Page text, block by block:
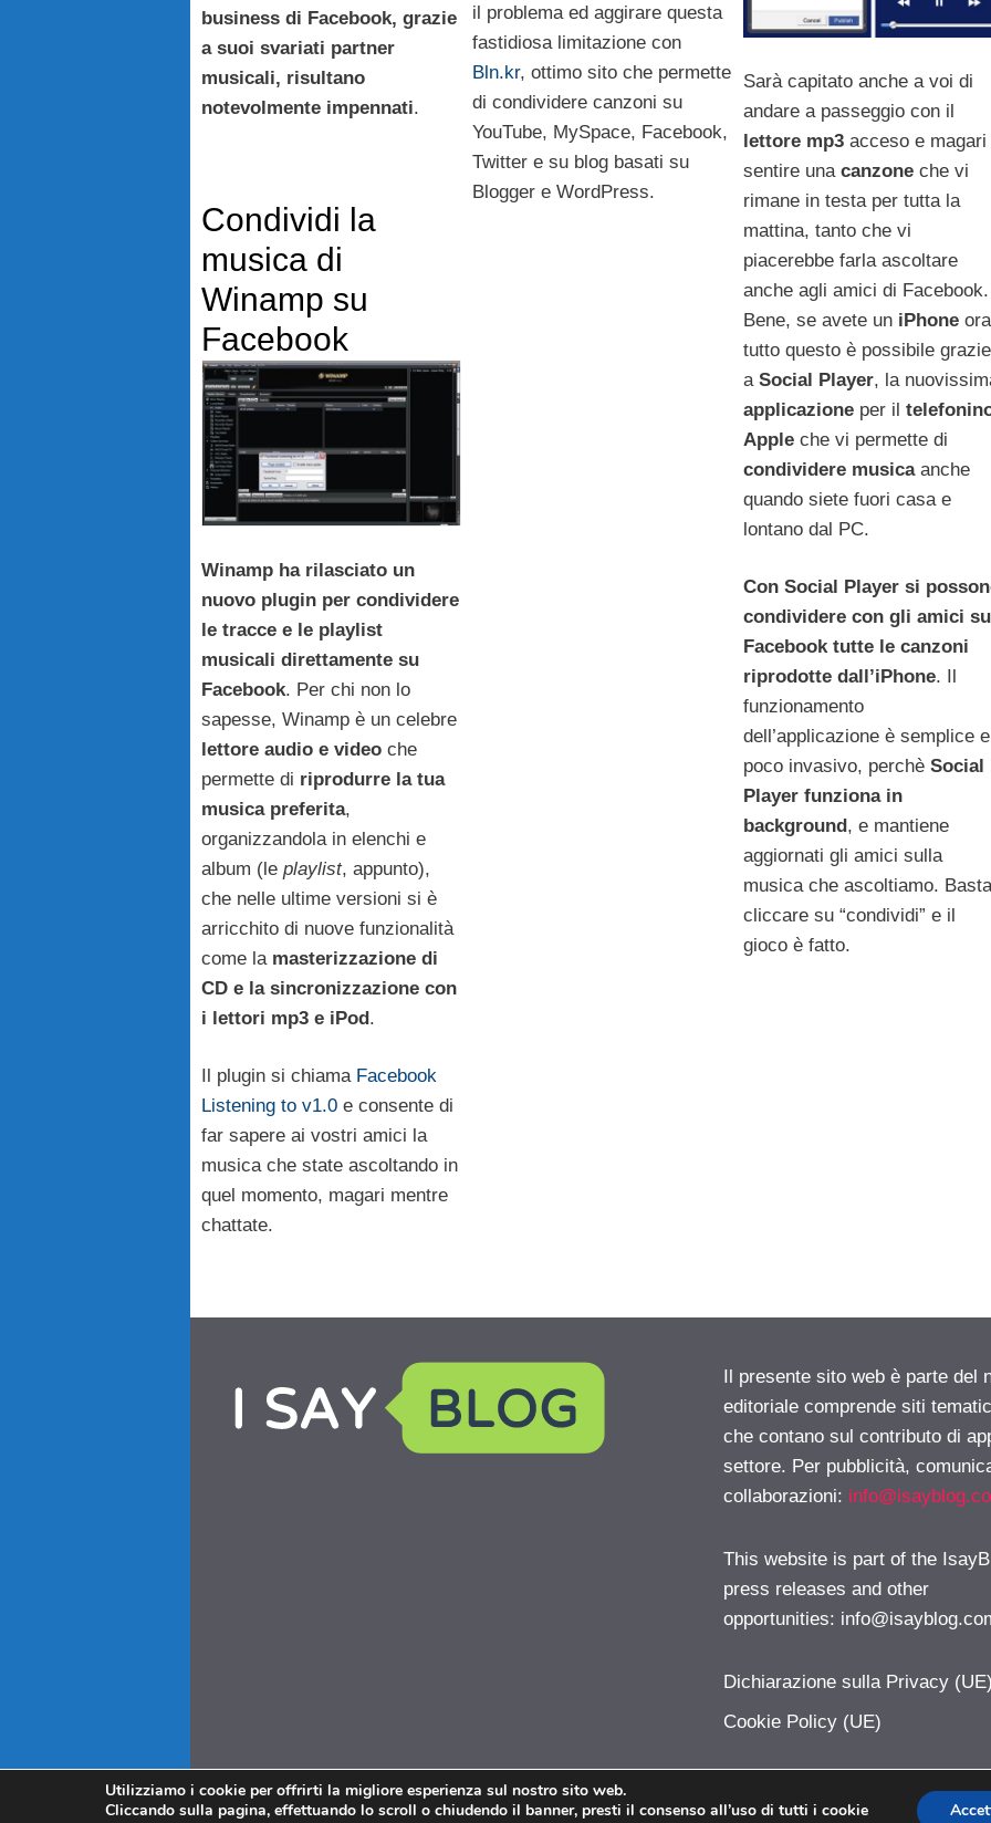
business di Facebook, grazie
a suoi svariati partner
musicali, risultano
notevolmente impennati.
il problema ed aggirare questa
fastidiosa limitazione con
Bln.kr, ottimo sito che permette
di condividere canzoni su
YouTube, MySpace, Facebook,
Twitter e su blog basati su
Blogger e WordPress.
Sarà capitato anche a voi di
andare a passeggio con il
lettore mp3acceso e magari
sentire una canzoneche vi
rimane in testa per tutta la
mattina, tanto che vi
piacerebbe farla ascoltare
anche agli amici di Facebook.
Bene, se avete un iPhoneora
tutto questo è possibile grazie
a Social Player, la
applicazioneper il
Appleche vi permette di
condividere musica anche
quando siete fuori casa e
lontano dal PC.
Con Social Player si
condividere con gli amici su
Facebook tutte le canzoni
riprodotte dall’iPhone. Il
funzionamento
dell’applicazione è semplice e
poco invasivo, perchè Social
Player funziona in
background , e mantiene
aggiornati gli amici sulla
musica che ascoltiamo. Basta
cliccare su “condividi” e il
gioco è fatto.
Condividi la
musica di
Winamp su
Facebook
Winamp ha rilasciato un
nuovo plugin per condividere
le tracce e le playlist
musicali direttamente su
Facebook. Per chi non lo
sapesse, Winamp è un celebre
lettore audio e video che
permette di riprodurre la tua
musica preferita,
organizzandola in elenchi e
album (le playlist, appunto),
che nelle ultime versioni si è
arricchito di nuove funzionalità
come la masterizzazione di
CD e la sincronizzazione con
i lettori mp3 e iPod.
Il plugin si chiama Facebook
Listening to v1.0 e consente di
far sapere ai vostri amici la
musica che state ascoltando in
quel momento, magari mentre
chattate.
Il presente sito web è parte
editoriale comprende siti
che contano sul contributo di
settore. Per pubblicità,
collaborazioni:
This website is part of the
press releases and other
opportunities:
Dichiarazione sulla Privacy
Cookie Policy (UE)
IoChatto.com © 2026. All right reserverd.
Utilizziamo i cookie per offrirti la migliore esperienza sul nostro sito web.
Cliccando sulla pagina, effettuando lo scroll o chiudendo il banner, presti il consenso all’uso di tutti i cookie